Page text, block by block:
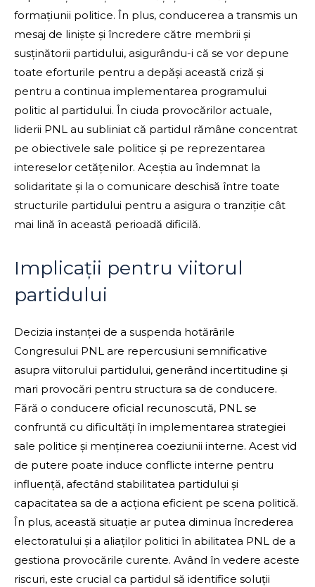
formațiunii politice. În plus, conducerea a transmis un
mesaj de liniște și încredere către membrii și
susținătorii partidului, asigurându-i că se vor depune
toate eforturile pentru a depăși această criză și
pentru a continua implementarea programului
politic al partidului. În ciuda provocărilor actuale,
liderii PNL au subliniat că partidul rămâne concentrat
pe obiectivele sale politice și pe reprezentarea
intereselor cetățenilor. Aceștia au îndemnat la
solidaritate și la o comunicare deschisă între toate
structurile partidului pentru a asigura o tranziție cât
mai lină în această perioadă dificilă.
Implicații pentru viitorul
partidului
Decizia instanței de a suspenda hotărârile
Congresului PNL are repercusiuni semnificative
asupra viitorului partidului, generând incertitudine și
mari provocări pentru structura sa de conducere.
Fără o conducere oficial recunoscută, PNL se
confruntă cu dificultăți în implementarea strategiei
sale politice și menținerea coeziunii interne. Acest vid
de putere poate induce conflicte interne pentru
influență, afectând stabilitatea partidului și
capacitatea sa de a acționa eficient pe scena politică.
În plus, această situație ar putea diminua încrederea
electoratului și a aliaților politici în abilitatea PNL de a
gestiona provocările curente. Având în vedere aceste
riscuri, este crucial ca partidul să identifice soluții